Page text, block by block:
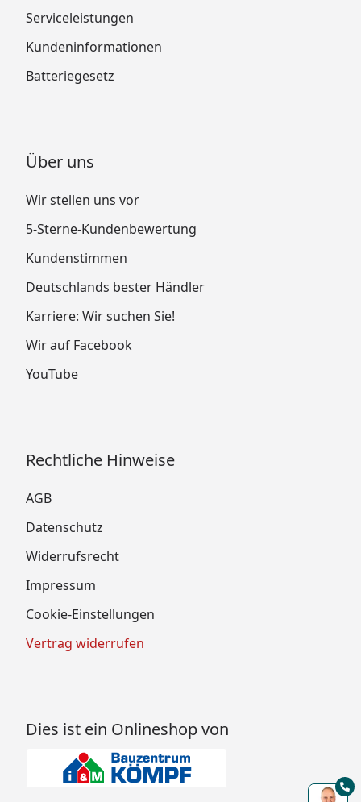
Serviceleistungen
Kundeninformationen
Batteriegesetz
Über uns
Wir stellen uns vor
5-Sterne-Kundenbewertung
Kundenstimmen
Deutschlands bester Händler
Karriere: Wir suchen Sie!
Wir auf Facebook
YouTube
Rechtliche Hinweise
AGB
Datenschutz
Widerrufsrecht
Impressum
Cookie-Einstellungen
Vertrag widerrufen
Dies ist ein Onlineshop von